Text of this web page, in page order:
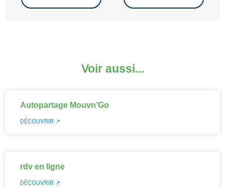
Voir aussi...
Autopartage Mouvn’Go
DÉCOUVRIR ↗
rdv en ligne
DÉCOUVRIR ↗